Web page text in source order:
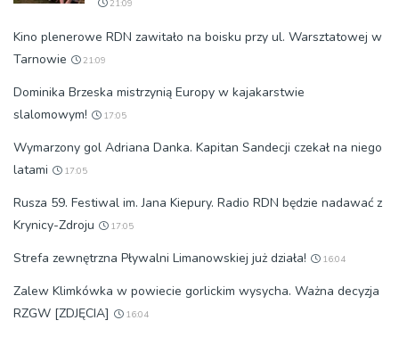
21:09
Kino plenerowe RDN zawitało na boisku przy ul. Warsztatowej w
Tarnowie
21:09
Dominika Brzeska mistrzynią Europy w kajakarstwie
slalomowym!
17:05
Wymarzony gol Adriana Danka. Kapitan Sandecji czekał na niego
latami
17:05
Rusza 59. Festiwal im. Jana Kiepury. Radio RDN będzie nadawać z
Krynicy-Zdroju
17:05
Strefa zewnętrzna Pływalni Limanowskiej już działa! 16:04
Zalew Klimkówka w powiecie gorlickim wysycha. Ważna decyzja
RZGW [ZDJĘCIA]
16:04